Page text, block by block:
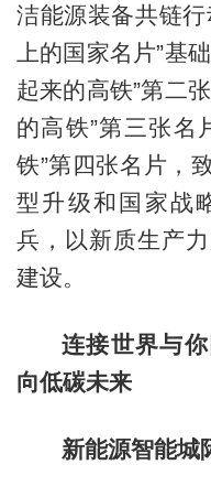
洁能源装备共链
上的国家名片”基
起来的高铁”第二
的高铁”第三张名
铁”第四张名片，
型升级和国家战
兵，以新质生产
建设。
连接世界与
向低碳未来
新能源智能城